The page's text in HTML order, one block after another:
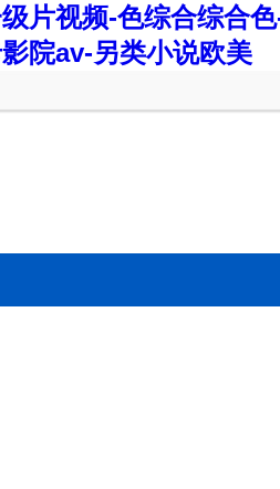
片视频-色综合综合
院av-另类小说欧美